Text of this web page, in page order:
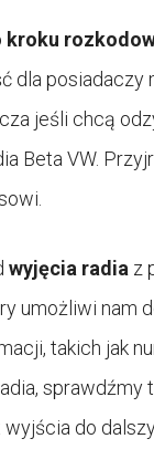
kroku
dla posiadaczy
jeśli chcą
Beta VW.
wyjęcia radia z
umożliwi nam
takich jak
sprawdźmy
do